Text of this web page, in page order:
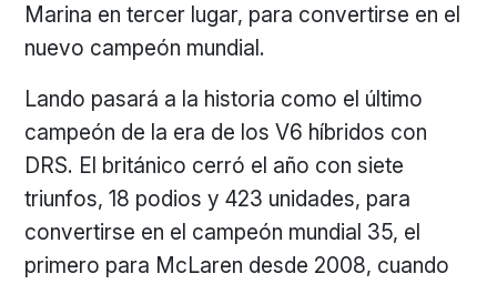
Marina en tercer lugar, para convertirse en el
nuevo campeón mundial.
Lando pasará a la historia como el último
campeón de la era de los V6 híbridos con
DRS. El británico cerró el año con siete
triunfos, 18 podios y 423 unidades, para
convertirse en el campeón mundial 35, el
primero para McLaren desde 2008, cuando